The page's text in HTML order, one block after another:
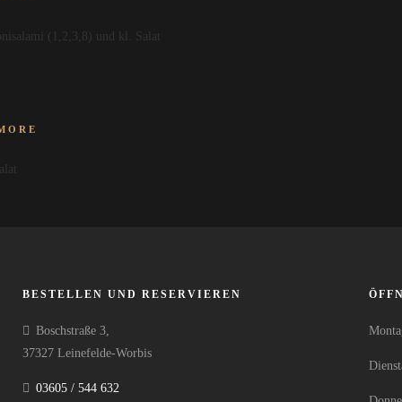
(1,2,3,8) und kl. Salat
BESTELLEN UND RESERVIEREN
Boschstraße 3,
37327 Leinefelde-Worbis
03605 / 544 632